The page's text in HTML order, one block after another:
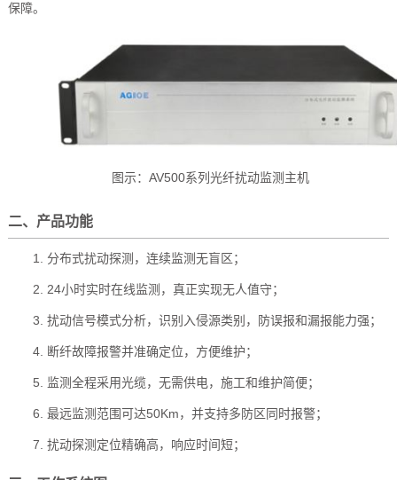
保障。
图示：AV500系列光纤扰动监测主机
二、产品功能
1. 分布式扰动探测，连续监测无盲区；
2. 24小时实时在线监测，真正实现无人值守；
3. 扰动信号模式分析，识别入侵源类别，防误报和漏报能力强；
4. 断纤故障报警并准确定位，方便维护；
5. 监测全程采用光缆，无需供电，施工和维护简便；
6. 最远监测范围可达50Km，并支持多防区同时报警；
7. 扰动探测定位精确高，响应时间短；